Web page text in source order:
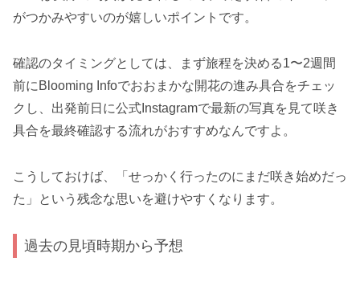
がつかみやすいのが嬉しいポイントです。
確認のタイミングとしては、まず旅程を決める1〜2週間
前にBlooming Infoでおおまかな開花の進み具合をチェッ
クし、出発前日に公式Instagramで最新の写真を見て咲き
具合を最終確認する流れがおすすめなんですよ。
こうしておけば、「せっかく行ったのにまだ咲き始めだっ
た」という残念な思いを避けやすくなります。
過去の見頃時期から予想